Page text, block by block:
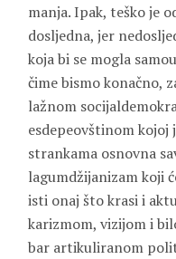
manja. Ipak, teško je
dosljedna, jer
koja bi se mogla
čime bismo konačno,
lažnom
esdepeovštinom kojoj
strankama osnovna
lagumdžijanizam koji
isti onaj što krasi i
karizmom, vizijom i
bar artikuliranom